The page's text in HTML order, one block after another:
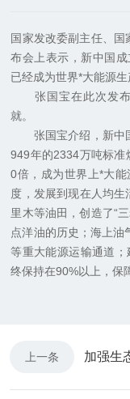
国家发改委副主任、
布会上表示，新中国
已经成为世界*大能源生
张国宝在此次发布
就。
张国宝介绍，新中国
949年的2334万吨标准
0倍，成为世界上*大
度，发展到现在人均
里木等油田，创造了“
点洋油的历史；海上油
等重大能源运输通道
终保持在90%以上，保
上一条 加强生